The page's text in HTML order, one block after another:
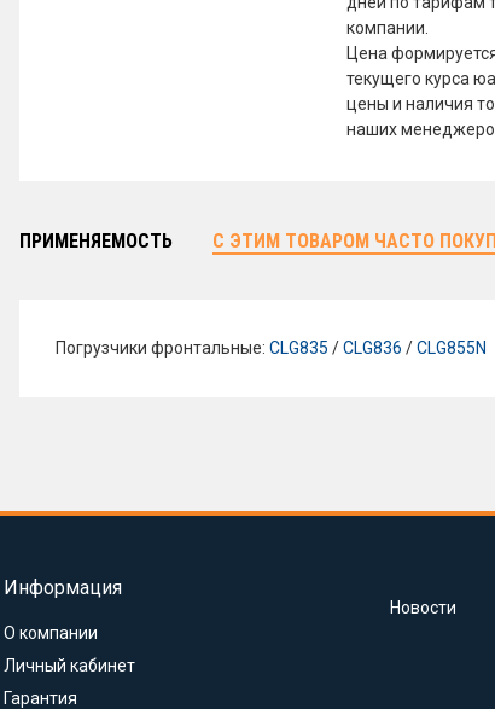
компании.
Цена
текущего курса
цены и наличия
наших
ПРИМЕНЯЕМОСТЬ С ЭТИМ ТОВАРОМ ЧАСТО
Погрузчики фронтальные: CLG835 /CLG836 /CLG855N
Информация
О компании
Личный кабинет
Гарантия
Новости